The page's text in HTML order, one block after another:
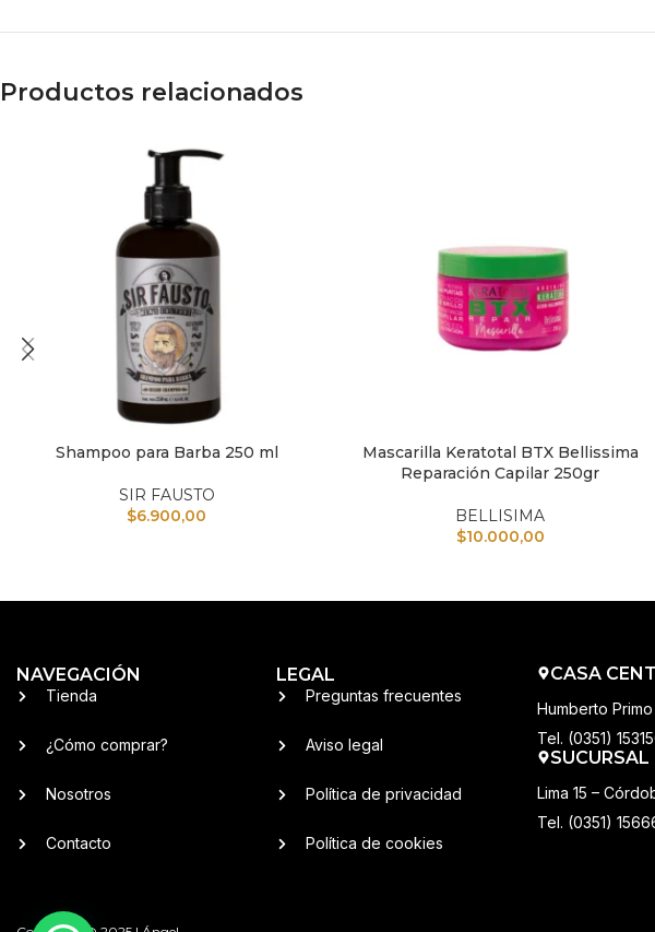
Productos relacionados
AÑADIR AL CARRITO
Shampoo para Barba 250 ml
SIR FAUSTO
$6.900,00
AÑADIR AL CARRITO
Mascarilla Keratotal BTX Bellissima
Reparación Capilar 250gr
BELLISIMA
$10.000,00
NAVEGACIÓN
Tienda
¿Cómo comprar?
Nosotros
Contacto
LEGAL
Preguntas frecuentes
Aviso legal
Política de privacidad
Política de cookies
CASA
Humberto
Tel. (0351)
Lima 15 –
Tel. (0351)